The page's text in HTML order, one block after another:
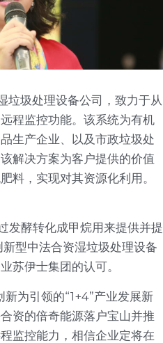
垃圾处理设备公司，致力于从
程监控功能。该系统为有机
生产企业、以及市政垃圾处
解决方案为客户提供的价值
料，实现对其资源化利用。
发酵转化成甲烷用来提供并提
型中法合资湿垃圾处理设备
苏伊士集团的认可。
为引领的“1+4”产业发展新
资的倍奇能源落户宝山并推
监控能力，相信企业定将在